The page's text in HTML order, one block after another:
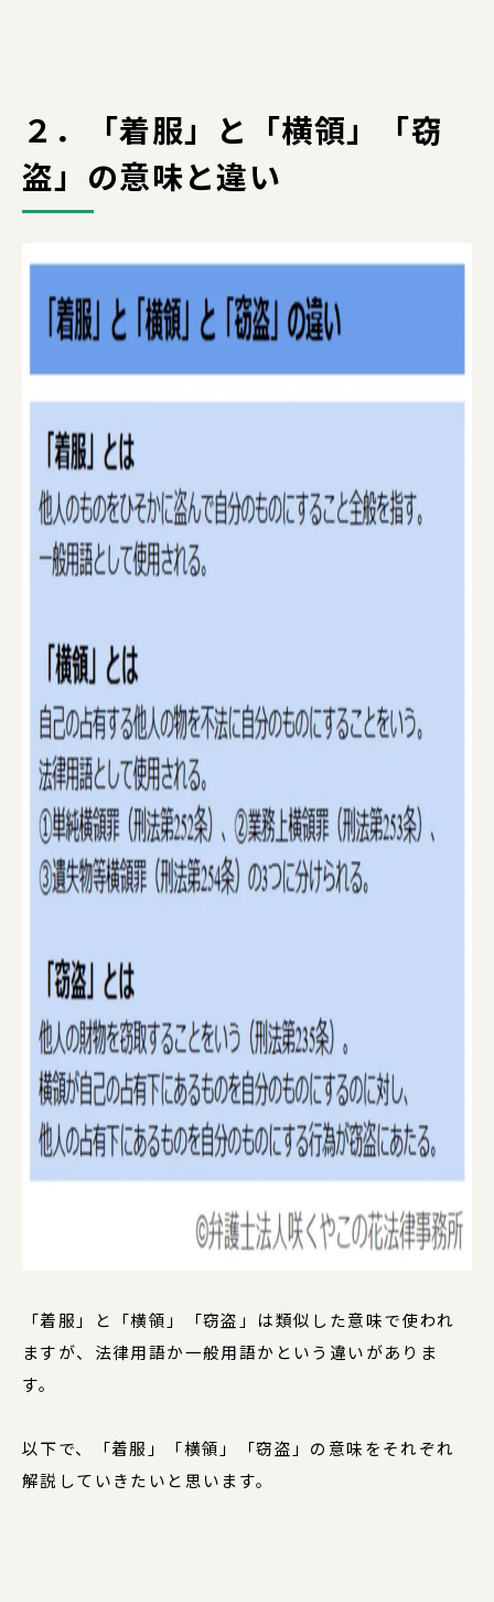
２．「着服」と「横領」「窃
盗」の意味と違い
「着服」と「横領」「窃盗」は類似した意味で使われ
ますが、法律用語か一般用語かという違いがありま
す。
以下で、「着服」「横領」「窃盗」の意味をそれぞれ
解説していきたいと思います。